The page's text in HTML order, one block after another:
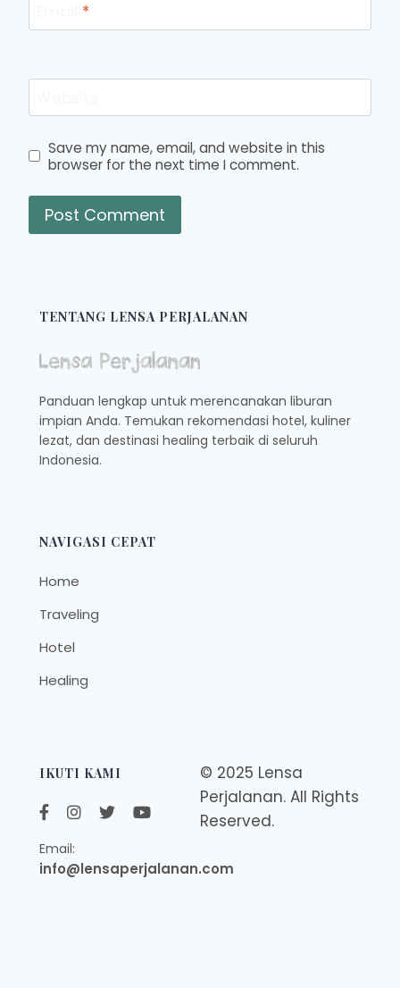
*
Save my name, email, and website in this
browser for the next time I comment.
TENTANG LENSA PERJALANAN
Panduan lengkap untuk merencanakan liburan
impian Anda. Temukan rekomendasi hotel, kuliner
lezat, dan destinasi healing terbaik di seluruh
Indonesia.
NAVIGASI CEPAT
Home
Traveling
Hotel
Healing
IKUTI KAMI
Email:
info@lensaperjalanan.com
© 2025 Lensa
Perjalanan. All Rights
Reserved.